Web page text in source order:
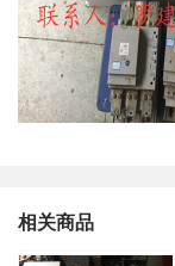
相关商品